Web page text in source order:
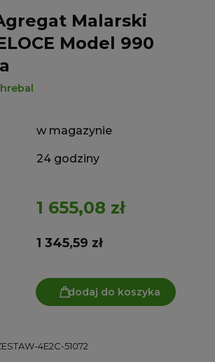
Malarski
Model 990
w magazynie
24 godziny
1 655,08 zł
1 345,59 zł
dodaj do koszyka
4E2C-51072